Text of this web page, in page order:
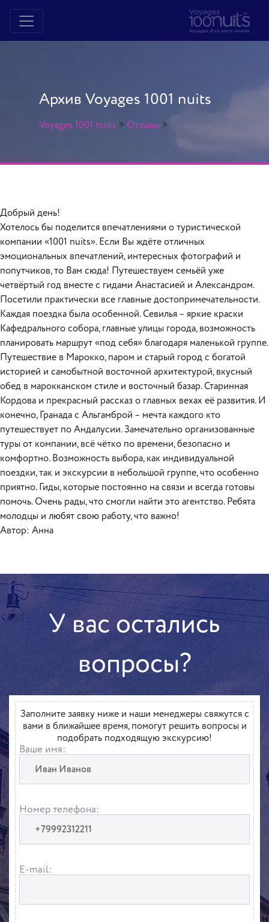
Архив Voyages 1001 nuits
Voyages 1001 nuits > Отзывы >
Добрый день!
Хотелось бы поделится впечатлениями о туристической
компании «1001 nuits». Если Вы ждёте отличных
эмоциональных впечатлений, интересных фотографий и
попутчиков, то Вам сюда! Путешествуем семьёй уже
четвёртый год вместе с гидами Анастасией и Александром.
Посетили практически все главные достопримечательности.
Каждая поездка была особенной. Севилья – яркие краски
Кафедрального собора, главные улицы города, возможность
планировать маршрут «под себя» благодаря маленькой группе.
Путешествие в Марокко, паром и старый город с богатой
историей и самобытной восточной архитектурой, вкусный
обед в марокканском стиле и восточный базар. Старинная
Кордова и прекрасный рассказ о главных вехах её развития. И
конечно, Гранада с Альгамброй – мечта каждого кто
путешествует по Андалусии. Замечательно организованные
туры от компании, всё чётко по времени, безопасно и
комфортно. Возможность выбора, как индивидуальной
поездки, так и экскурсии в небольшой группе, что особенно
приятно. Гиды, которые постоянно на связи и всегда готовы
помочь. Очень рады, что смогли найти это агентство. Ребята
молодцы и любят свою работу, что важно!
Автор: Анна
У вас остались
вопросы?
Заполните заявку ниже и наши менеджеры свяжутся с
вами в ближайшее время, помогут решить вопросы и
подобрать подходящую экскурсию!
Ваше имя:
Номер телефона:
E-mail: